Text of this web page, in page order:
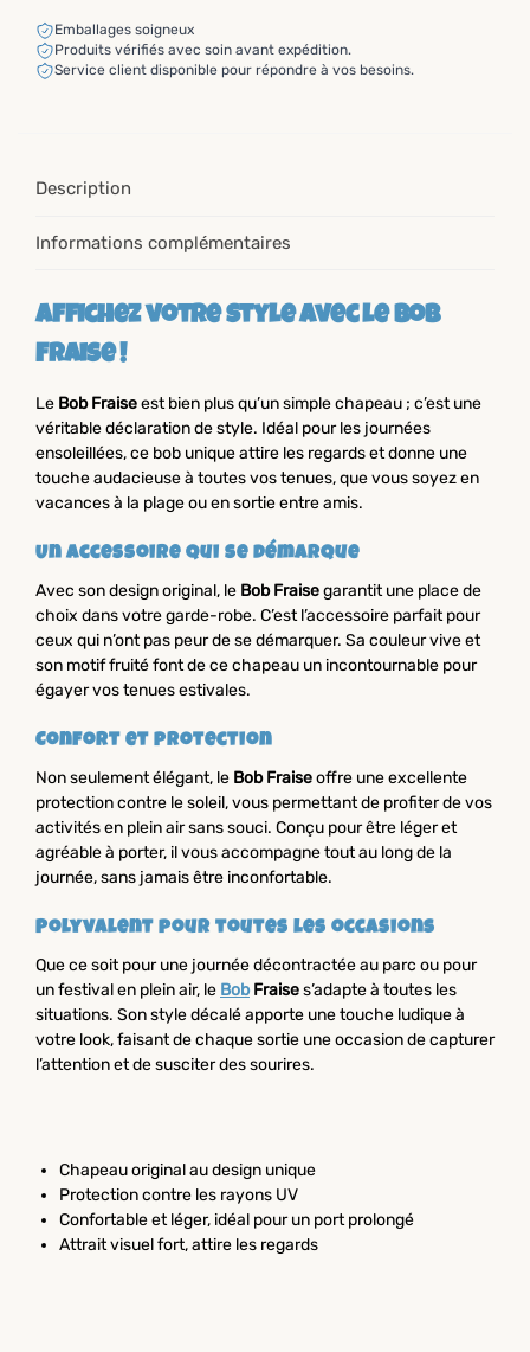
Emballages soigneux
Produits vérifiés avec soin avant expédition.
Service client disponible pour répondre à vos besoins.
Description
Informations complémentaires
Affichez votre style avec le Bob
Fraise !
Le Bob Fraiseest bien plus qu’un simple chapeau ; c’est une
véritable déclaration de style. Idéal pour les journées
ensoleillées, ce bob unique attire les regards et donne une
touche audacieuse à toutes vos tenues, que vous soyez en
vacances à la plage ou en sortie entre amis.
Un accessoire qui se démarque
Avec son design original, le Bob Fraisegarantit une place de
choix dans votre garde-robe. C’est l’accessoire parfait pour
ceux qui n’ont pas peur de se démarquer. Sa couleur vive et
son motif fruité font de ce chapeau un incontournable pour
égayer vos tenues estivales.
Confort et protection
Non seulement élégant, le Bob Fraiseoffre une excellente
protection contre le soleil, vous permettant de profiter de vos
activités en plein air sans souci. Conçu pour être léger et
agréable à porter, il vous accompagne tout au long de la
journée, sans jamais être inconfortable.
Polyvalent pour toutes les occasions
Que ce soit pour une journée décontractée au parc ou pour
un festival en plein air, le BobFraises’adapte à toutes les
situations. Son style décalé apporte une touche ludique à
votre look, faisant de chaque sortie une occasion de capturer
l’attention et de susciter des sourires.
Chapeau original au design unique
Protection contre les rayons UV
Confortable et léger, idéal pour un port prolongé
Attrait visuel fort, attire les regards